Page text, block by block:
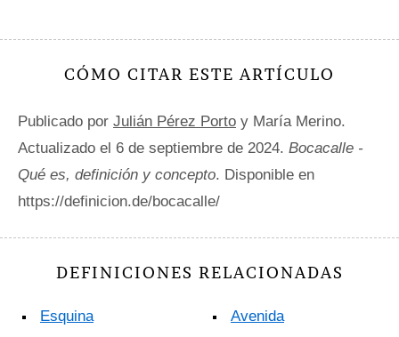
CÓMO CITAR ESTE ARTÍCULO
Publicado por Julián Pérez Porto y María Merino.
Actualizado el 6 de septiembre de 2024. Bocacalle -
Qué es, definición y concepto. Disponible en
https://definicion.de/bocacalle/
DEFINICIONES RELACIONADAS
Esquina Avenida